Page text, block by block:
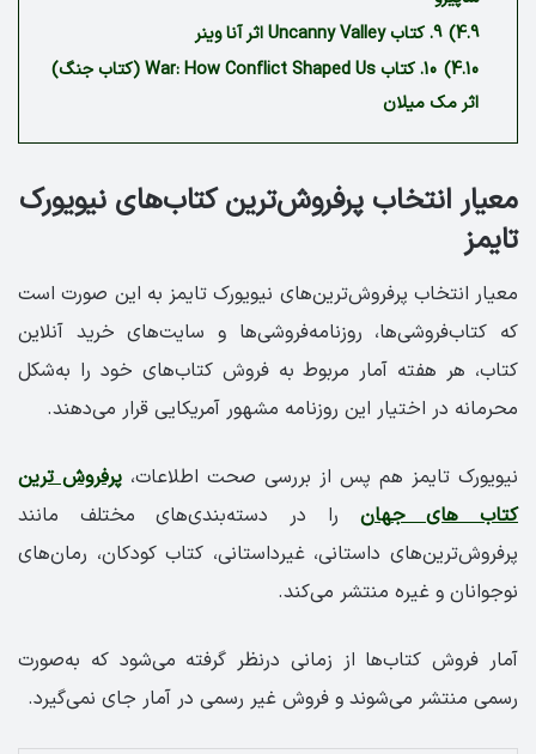
4.9) 9. کتاب Uncanny Valley اثر آنا وینر
4.10)
10. کتاب War: How Conflict Shaped Us (کتاب جنگ)
اثر مک میلان
معیار انتخاب پرفروش‌ترین کتاب‌های نیویورک
تایمز
معیار انتخاب پرفروش‌ترین‌های نیویورک تایمز به این صورت است
که کتاب‌فروشی‌ها، روزنامه‌فروشی‌ها و سایت‌های خرید آنلاین
کتاب، هر هفته آمار مربوط به فروش کتاب‌های خود را به‌شکل
محرمانه در اختیار این روزنامه‌ مشهور آمریکایی قرار می‌دهند.
نیویورک تایمز هم پس از بررسی صحت اطلاعات، پرفروش ترین
کتاب های جهان را در دسته‌بندی‌های مختلف مانند
پرفروش‌ترین‌های داستانی، غیرداستانی، کتاب کودکان، رمان‌های
نوجوانان و غیره منتشر می‌کند.
آمار فروش کتاب‌ها از زمانی درنظر گرفته می‌شود که به‌صورت
رسمی منتشر می‌‌شوند و فروش غیر رسمی در آمار جای نمی‌گیرد.